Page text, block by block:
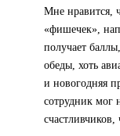
Мне нравится,
«фишечек»,
получает
обеды, хоть
и новогодняя
сотрудник мог